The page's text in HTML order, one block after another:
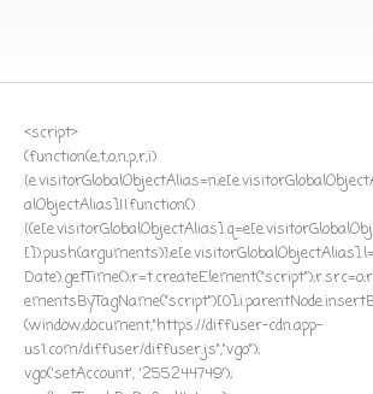
<script>
(function(e,t,o,n,p,r,i)
alObjectAlias]||function()
(window,document,"https://diffuser-cdn.app-
us1.com/diffuser/diffuser.js","vgo");
vgo('setAccount', '255244749');